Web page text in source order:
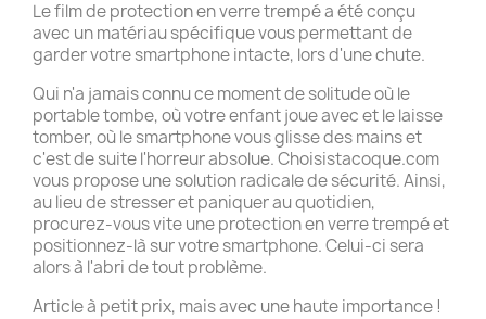
Le film de protection en verre trempé a été conçu
avec un matériau spécifique vous permettant de
garder votre smartphone intacte, lors d'une chute.
Qui n'a jamais connu ce moment de solitude où le
portable tombe, où votre enfant joue avec et le laisse
tomber, où le smartphone vous glisse des mains et
c'est de suite l'horreur absolue. Choisistacoque.com
vous propose une solution radicale de sécurité. Ainsi,
au lieu de stresser et paniquer au quotidien,
procurez-vous vite une protection en verre trempé et
positionnez-là sur votre smartphone. Celui-ci sera
alors à l'abri de tout problème.
Article à petit prix, mais avec une haute importance !